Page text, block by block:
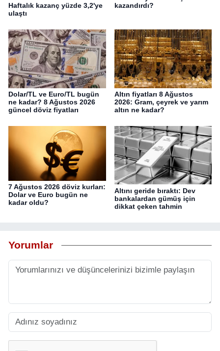
Haftalık kazanç yüzde 3,2'ye
ulaştı
kazandırdı?
Dolar/TL ve Euro/TL bugün
ne kadar? 8 Ağustos 2026
güncel döviz fiyatları
Altın fiyatları 8 Ağustos
2026: Gram, çeyrek ve yarım
altın ne kadar?
7 Ağustos 2026 döviz kurları:
Dolar ve Euro bugün ne
kadar oldu?
Altını geride bıraktı: Dev
bankalardan gümüş için
dikkat çeken tahmin
Yorumlar